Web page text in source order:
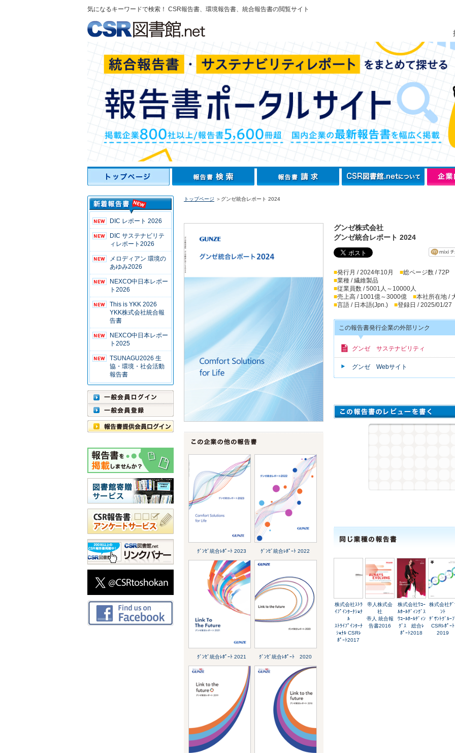
気になるキーワードで検索！ CSR報告書、環境報告書、統合報告書の閲覧サイト
DIC レポート 2026
DIC サステナビリテ
ィレポート2026
メロディアン 環境の
あゆみ2026
NEXCO中日本レポー
ト2026
This is YKK 2026
YKK株式会社統合報
告書
NEXCO中日本レポー
ト2025
TSUNAGU2026 生
協・環境・社会活動
報告書
トップページ ＞グンゼ統合レポート 2024
ｸﾞﾝｾﾞ統合ﾚﾎﾟｰﾄ 2023 ｸﾞﾝｾﾞ統合ﾚﾎﾟｰﾄ 2022
ｸﾞﾝｾﾞ統合ﾚﾎﾟｰﾄ 2021 ｸﾞﾝｾﾞ統合ﾚﾎﾟｰﾄ 2020
グンゼ株式会社
グンゼ統合レポート 2024
■発行月 / 2024年10月 ■総ページ数 / 72P
■業種 / 繊維製品
■従業員数 / 5001人～10000人
■売上高 / 1001億～3000億 ■本社所在地 /
■言語 / 日本語(Jpn.) ■登録日 / 2025/01/27
この報告書発行企業の外部リンク
グンゼ サステナビリティ
グンゼ Webサイト
株式会社ｽﾄﾗ
ｲﾌﾟｲﾝﾀｰﾅｼｮﾅ
ﾙ
ｽﾄﾗｲﾌﾟｲﾝﾀｰﾅ
ｼｮﾅﾙ CSRﾚ
ﾎﾟｰﾄ2017
帝人株式会
社
帝人 統合報
告書2016
株式会社ﾜｺｰ
ﾙﾎｰﾙﾃﾞｨﾝｸﾞｽ
ﾜｺｰﾙﾎｰﾙﾃﾞｨﾝ
ｸﾞｽ 総合ﾚ
ﾎﾟｰﾄ2018
株式会社ﾃﾞ
ﾝﾄ
ﾃﾞｻﾝﾄｸﾞﾙｰﾌ
CSRﾚﾎﾟｰﾄ
2019